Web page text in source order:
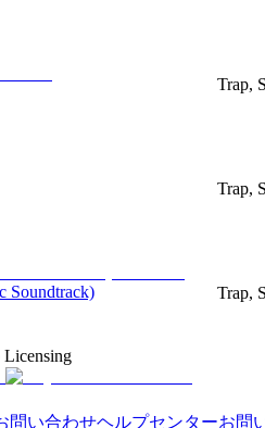
Trap,
Trap,
Soundtrack) Trap,
Licensing
問い合わせヘルプセンターお問